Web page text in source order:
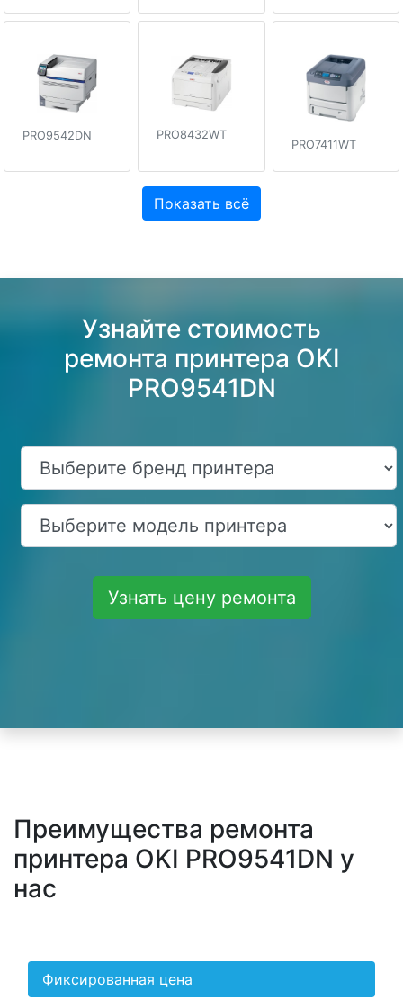
PRO9542DN PRO8432WT
PRO7411WT
Показать всё
Узнайте стоимость
ремонта принтера OKI
PRO9541DN
Узнать цену ремонта
Преимущества ремонта
принтера OKI PRO9541DN у
нас
Фиксированная цена